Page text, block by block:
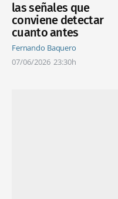
las señales que
conviene detectar
cuanto antes
Fernando Baquero
07/06/2026 23:30h